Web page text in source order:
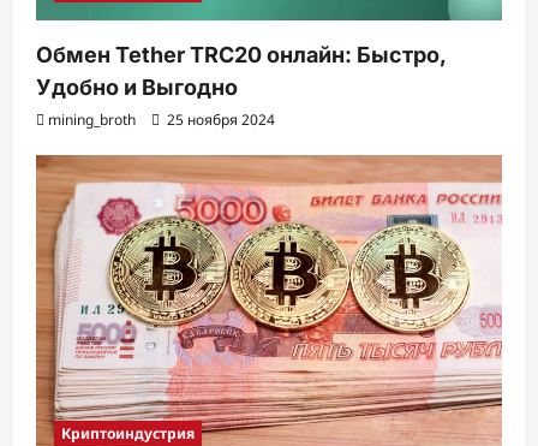
Обмен Tether TRC20 онлайн: Быстро,
Удобно и Выгодно
mining_broth 25 ноября 2024
Криптоиндустрия